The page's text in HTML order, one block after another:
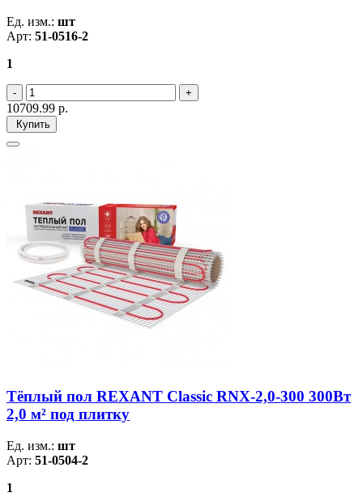
Ед. изм.: шт
Арт: 51-0516-2
1
10709.99 р.
Купить
Тёплый пол REXANT Classic RNX-2,0-300 300Вт
2,0 м² под плитку
Ед. изм.: шт
Арт: 51-0504-2
1